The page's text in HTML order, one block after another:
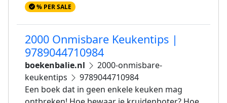
% PER SALE
2000 Onmisbare Keukentips |
9789044710984
boekenbalie.nl
2000-onmisbare-
keukentips
9789044710984
Een boek dat in geen enkele keuken mag